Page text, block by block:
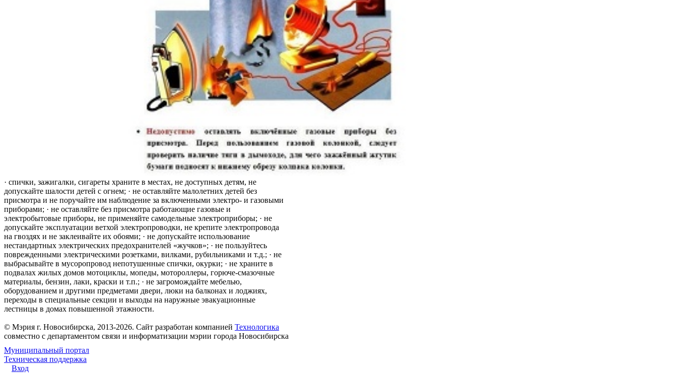
· спички, зажигалки, сигареты храните в местах, не доступных детям, не
допускайте шалости детей с огнем; · не оставляйте малолетних детей без
присмотра и не поручайте им наблюдение за включенными электро- и газовыми
приборами; · не оставляйте без присмотра работающие газовые и
электробытовые приборы, не применяйте самодельные электроприборы; · не
допускайте эксплуатации ветхой электропроводки, не крепите электропровода
на гвоздях и не заклеивайте их обоями; · не допускайте использование
нестандартных электрических предохранителей «жучков»; · не пользуйтесь
поврежденными электрическими розетками, вилками, рубильниками и т.д.; · не
выбрасывайте в мусоропровод непотушенные спички, окурки; · не храните в
подвалах жилых домов мотоциклы, мопеды, мотороллеры, горюче-смазочные
материалы, бензин, лаки, краски и т.п.; · не загромождайте мебелью,
оборудованием и другими предметами двери, люки на балконах и лоджиях,
переходы в специальные секции и выходы на наружные эвакуационные
лестницы в домах повышенной этажности.
© Мэрия г. Новосибирска, 2013-2026. Сайт разработан компанией Технологика
совместно с департаментом связи и информатизации мэрии города Новосибирска
Муниципальный портал
Техническая поддержка
Вход